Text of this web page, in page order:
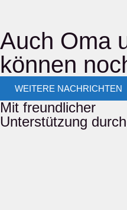
Auch Oma
können
WEITERE NACHRICHTEN
Mit freundlicher
Unterstützung